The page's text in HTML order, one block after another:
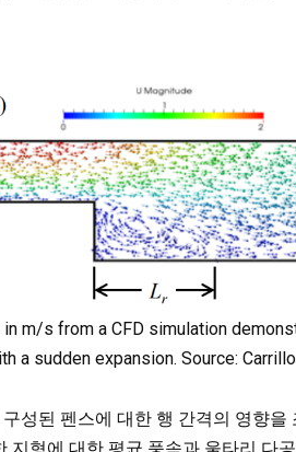
m/s from a CFD simulation
a sudden expansion. Source:
성된 펜스에 대한 행 간격의 영향을